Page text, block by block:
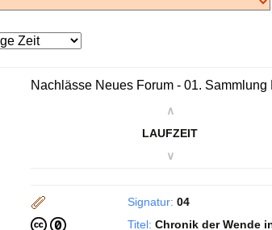
Nachlässe Neues Forum - 01. Sammlung
∧
LAUFZEIT
∨
Signatur: 04
Titel: Chronik der Wende